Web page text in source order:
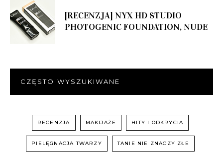
[RECENZJA] NYX HD STUDIO
PHOTOGENIC FOUNDATION, NUDE
CZĘSTO WYSZUKIWANE
RECENZJA MAKIJAŻE HITY I ODKRYCIA
PIELĘGNACJA TWARZY TANIE NIE ZNACZY ZŁE